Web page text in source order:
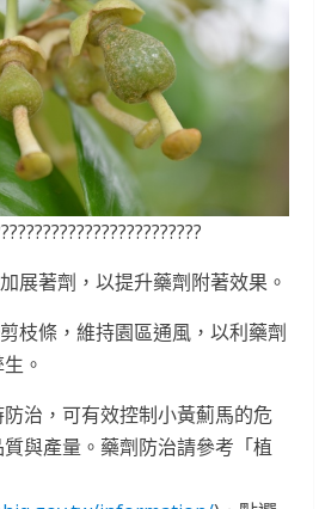
展著劑，以提升藥劑附著效果。
枝條，維持園區通風，以利藥劑
。
治，可有效控制小黃薊馬的危
與產量。藥劑防治請參考「植